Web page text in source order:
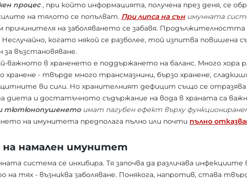
процес, при който информацията, получена през деня, се
на тялото се попълват. При липса на сънимунната
причинителя на заболяването се забавя.
Неслучайно, когато някой се разболее, той изпитва
за възстановяване.
важното в храненето е поддържането на баланс. Много хора
хранене - твърде много трансмазнини, бързо хранене,
ви сили. Но хранителният дефицит също се отразява
диета и достатъчното съдържание на вода в храната са
и тютюнопушенетоимат пагубен ефект върху
на имунитета предполага пълно или почти пълно
на намален имунитет
система се инхибира. Тя започва да различава
на тях - възниква заболяване. Понякога, напротив, става